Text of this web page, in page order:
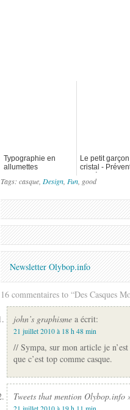
Typographie en
allumettes
Le petit
cristal -
Tags: casque, Design Fun , good
Newsletter Olybop.info
16 commentaires to “Des Casques
john’s graphisme a écrit:
21 juillet 2010 à 18 h 48 min
// Sympa, sur mon article je
que c’est top comme casque.
Tweets that mention